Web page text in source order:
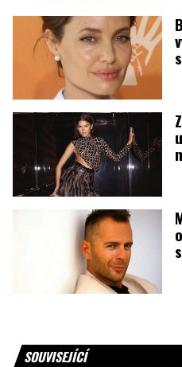
SOUVISEJÍCÍ